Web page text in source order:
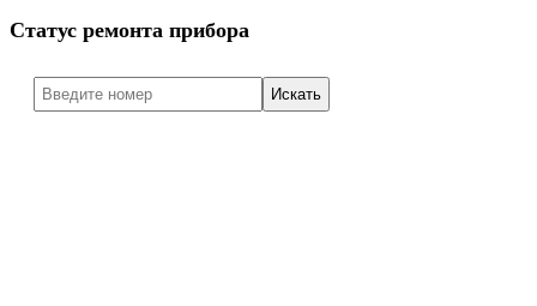
Статус ремонта прибора